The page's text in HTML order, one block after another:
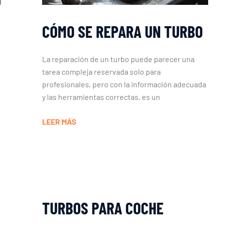
CÓMO SE REPARA UN TURBO
La reparación de un turbo puede parecer una
tarea compleja reservada solo para
profesionales, pero con la información adecuada
y las herramientas correctas, es un
LEER MÁS
TURBOS PARA COCHE